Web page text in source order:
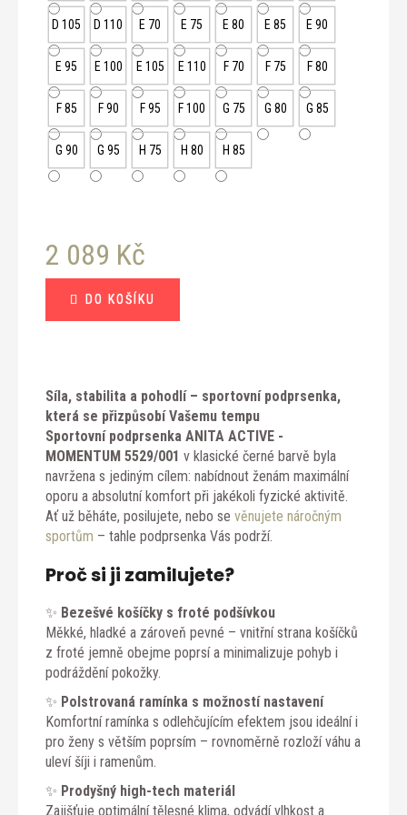
D 105 D 110 E 70 E 75 E 80 E 85 E 90
E 95 E 100 E 105 E 110 F 70 F 75 F 80
F 85 F 90 F 95 F 100 G 75 G 80 G 85
G 90 G 95 H 75 H 80 H 85
2 089 Kč
cena:
DO KOŠÍKU
Síla, stabilita a pohodlí – sportovní podprsenka,
která se přizpůsobí Vašemu tempu
Sportovní podprsenka ANITA ACTIVE -
MOMENTUM 5529/001 v klasické černé barvě byla
navržena s jediným cílem: nabídnout ženám maximální
oporu a absolutní komfort při jakékoli fyzické aktivitě.
Ať už běháte, posilujete, nebo se věnujete náročným
sportům – tahle podprsenka Vás podrží.
Proč si ji zamilujete?
✨ Bezešvé košíčky s froté podšívkou
Měkké, hladké a zároveň pevné – vnitřní strana košíčků
z froté jemně obejme poprsí a minimalizuje pohyb i
podráždění pokožky.
✨ Polstrovaná ramínka s možností nastavení
Komfortní ramínka s odlehčujícím efektem jsou ideální i
pro ženy s větším poprsím – rovnoměrně rozloží váhu a
uleví šíji i ramenům.
✨ Prodyšný high-tech materiál
Zajišťuje optimální tělesné klima, odvádí vlhkost a